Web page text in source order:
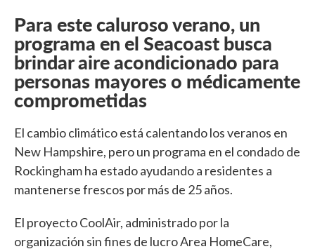
Para este caluroso verano, un
programa en el Seacoast busca
brindar aire acondicionado para
personas mayores o médicamente
comprometidas
El cambio climático está calentando los veranos en
New Hampshire, pero un programa en el condado de
Rockingham ha estado ayudando a residentes a
mantenerse frescos por más de 25 años.
El proyecto CoolAir, administrado por la
organización sin fines de lucro Area HomeCare,